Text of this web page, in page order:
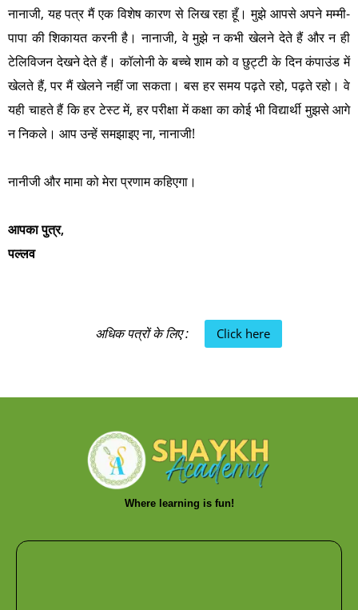
नानाजी, यह पत्र मैं एक विशेष कारण से लिख रहा हूँ। मुझे आपसे अपने मम्मी-
पापा की शिकायत करनी है। नानाजी, वे मुझे न कभी खेलने देते हैं और न ही
टेलिविजन देखने देते हैं। कॉलोनी के बच्चे शाम को व छुट्टी के दिन कंपाउंड में
खेलते हैं, पर मैं खेलने नहीं जा सकता। बस हर समय पढ़ते रहो, पढ़ते रहो। वे
यही चाहते हैं कि हर टेस्ट में, हर परीक्षा में कक्षा का कोई भी विद्यार्थी मुझसे आगे
न निकले। आप उन्हें समझाइए ना, नानाजी!
नानीजी और मामा को मेरा प्रणाम कहिएगा।
आपका पुत्र,
पल्लव
अधिक पत्रों के लिए : Click here
Where learning is fun!